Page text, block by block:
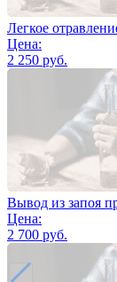
Легкое
Цена:
2 250 руб.
Вывод из запоя
Цена:
2 700 руб.